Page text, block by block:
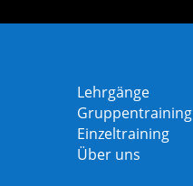
Lehrgänge
Gruppentraining
Einzeltraining
Über uns